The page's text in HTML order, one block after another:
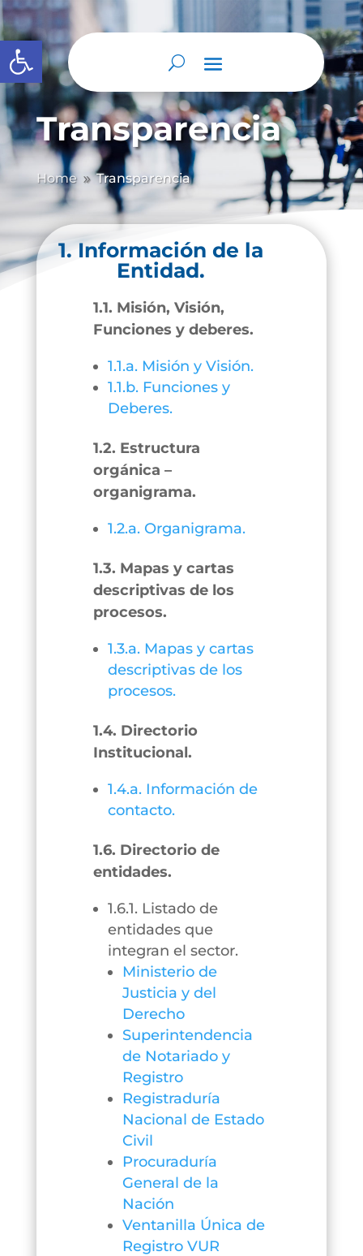
Abrir barra de herramientas
Transparencia
Home 9 Transparencia
1. Información de la
Entidad.
1.1. Misión, Visión,
Funciones y deberes.
1.1.a. Misión y Visión.
1.1.b. Funciones y
Deberes.
1.2. Estructura
orgánica –
organigrama.
1.2.a. Organigrama.
1.3. Mapas y cartas
descriptivas de los
procesos.
1.3.a. Mapas y cartas
descriptivas de los
procesos.
1.4. Directorio
Institucional.
1.4.a. Información de
contacto.
1.6. Directorio de
entidades.
1.6.1. Listado de
entidades que
integran el sector.
Ministerio de
Justicia y del
Derecho
Superintendencia
de Notariado y
Registro
Registraduría
Nacional de Estado
Civil
Procuraduría
General de la
Nación
Ventanilla Única de
Registro VUR